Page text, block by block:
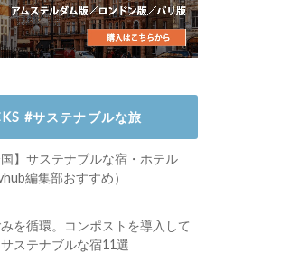
#サステナブルな旅
国】サステナブルな宿・ホテル
編集部おすすめ）
を循環。コンポストを導入して
ステナブルな宿11選